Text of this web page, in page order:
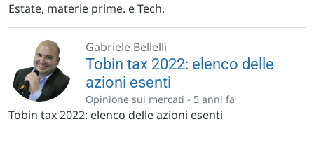
Estate, materie prime. e Tech.
Gabriele Bellelli
Tobin tax 2022: elenco delle
azioni esenti
Opinione sui mercati - 5 anni fa
Tobin tax 2022: elenco delle azioni esenti